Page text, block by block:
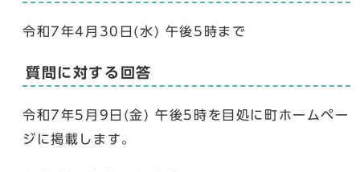
令和7年4月30日(水) 午後5時まで
質問に対する回答
令和7年5月9日(金) 午後5時を目処に町ホームペー
ジに掲載します。